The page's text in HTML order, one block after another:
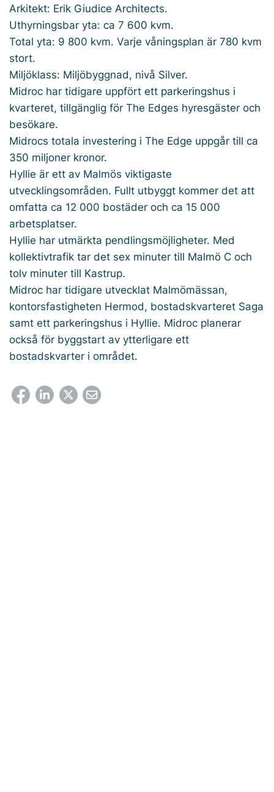
Arkitekt: Erik Giudice Architects.
Uthyrningsbar yta: ca 7 600 kvm.
Total yta: 9 800 kvm. Varje våningsplan är 780 kvm
stort.
Miljöklass: Miljöbyggnad, nivå Silver.
Midroc har tidigare uppfört ett parkeringshus i
kvarteret, tillgänglig för The Edges hyresgäster och
besökare.
Midrocs totala investering i The Edge uppgår till ca
350 miljoner kronor.
Hyllie är ett av Malmös viktigaste
utvecklingsområden. Fullt utbyggt kommer det att
omfatta ca 12 000 bostäder och ca 15 000
arbetsplatser.
Hyllie har utmärkta pendlingsmöjligheter. Med
kollektivtrafik tar det sex minuter till Malmö C och
tolv minuter till Kastrup.
Midroc har tidigare utvecklat Malmömässan,
kontorsfastigheten Hermod, bostadskvarteret Saga
samt ett parkeringshus i Hyllie. Midroc planerar
också för byggstart av ytterligare ett
bostadskvarter i området.